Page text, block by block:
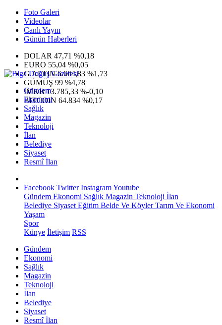
Foto Galeri
Videolar
Canlı Yayın
Günün Haberleri
DOLAR 47,71 %0,18
EURO 55,04 %0,05
G.ALTIN6.604,83 %1,73
GÜMÜŞ 99 %4,78
IMKB13.785,33 %-0,10
BITCOIN 64.834 %0,17
Gündem
Ekonomi
Sağlık
Magazin
Teknoloji
İlan
Belediye
Siyaset
Resmî İlan
Facebook Twitter InstagramYoutube
Gündem Ekonomi Sağlık Magazin Teknoloji İlan
Belediye Siyaset Eğitim Belde Ve KöylerTarım Ve Ekonomi
Yaşam
Spor
Künye İletişim RSS
Gündem
Ekonomi
Sağlık
Magazin
Teknoloji
İlan
Belediye
Siyaset
Resmî İlan